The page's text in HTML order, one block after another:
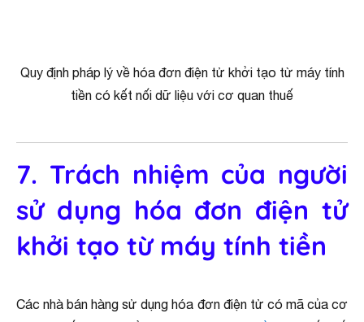
Quy định pháp lý về hóa đơn điện tử khởi tạo từ máy tính
tiền có kết nối dữ liệu với cơ quan thuế
7. Trách nhiệm của người
sử dụng hóa đơn điện tử
khởi tạo từ máy tính tiền
Các nhà bán hàng sử dụng hóa đơn điện tử có mã của cơ